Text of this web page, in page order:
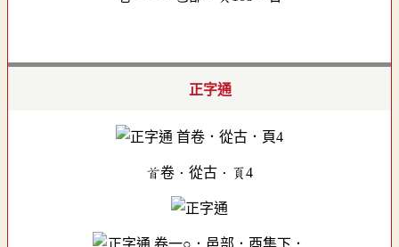
正字通
首卷．從古．頁4